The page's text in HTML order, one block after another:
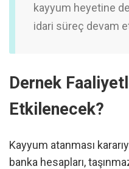
kayyum heyetine
idari süreç devam
Dernek
Etkilenecek?
Kayyum atanması
banka hesapları,